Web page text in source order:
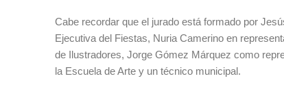
Cabe recordar que el jurado está formado por
Ejecutiva del Fiestas, Nuria Camerino en
de Ilustradores, Jorge Gómez Márquez como
la Escuela de Arte y un técnico municipal.